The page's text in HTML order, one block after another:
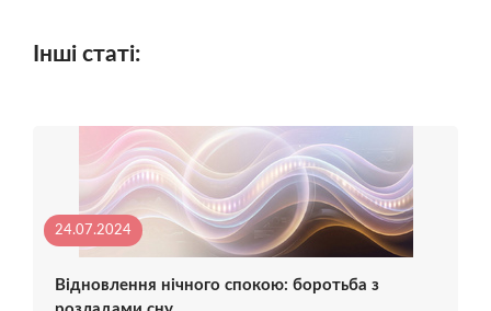
Інші статі:
24.07.2024
Відновлення нічного спокою: боротьба з